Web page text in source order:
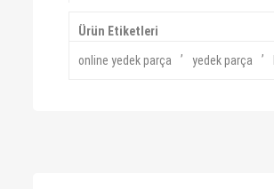
Ürün Etiketleri
online yedek parça
,
yedek parça
,